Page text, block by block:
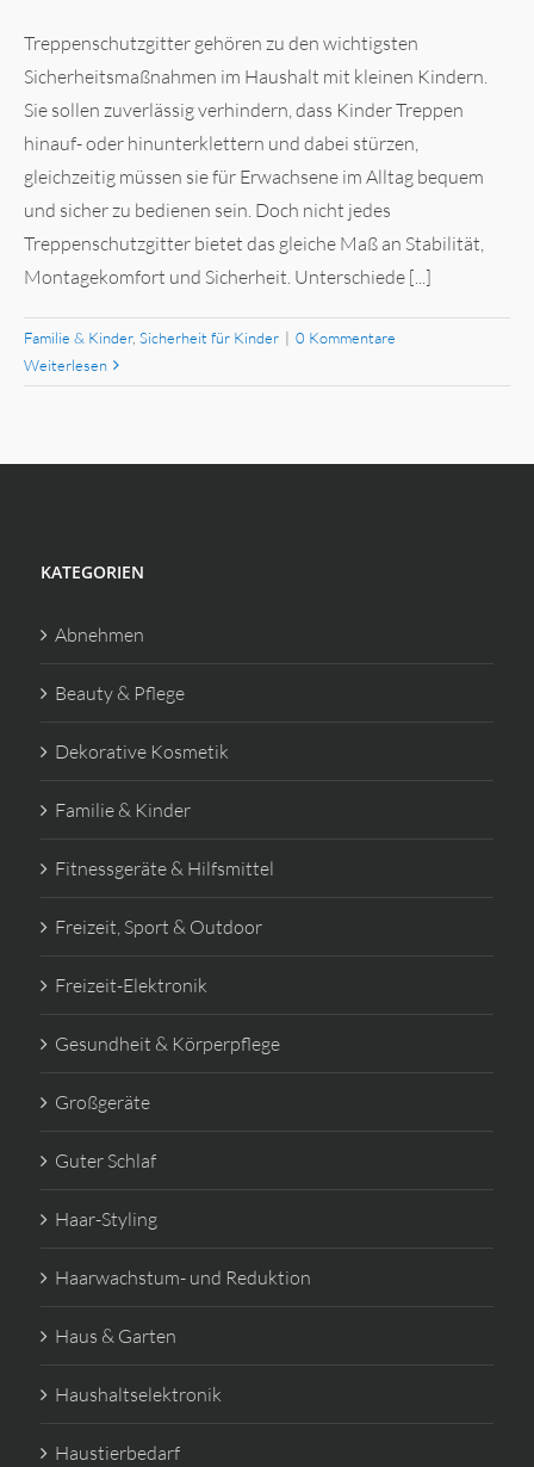
Treppenschutzgitter gehören zu den wichtigsten
Sicherheitsmaßnahmen im Haushalt mit kleinen Kindern.
Sie sollen zuverlässig verhindern, dass Kinder Treppen
hinauf- oder hinunterklettern und dabei stürzen,
gleichzeitig müssen sie für Erwachsene im Alltag bequem
und sicher zu bedienen sein. Doch nicht jedes
Treppenschutzgitter bietet das gleiche Maß an Stabilität,
Montagekomfort und Sicherheit. Unterschiede [...]
Familie & Kinder, Sicherheit für Kinder | 0 Kommentare
Weiterlesen
KATEGORIEN
Abnehmen
Beauty & Pflege
Dekorative Kosmetik
Familie & Kinder
Fitnessgeräte & Hilfsmittel
Freizeit, Sport & Outdoor
Freizeit-Elektronik
Gesundheit & Körperpflege
Großgeräte
Guter Schlaf
Haar-Styling
Haarwachstum- und Reduktion
Haus & Garten
Haushaltselektronik
Haustierbedarf